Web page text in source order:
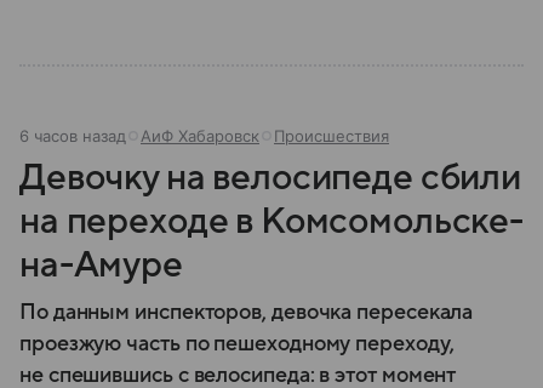
6 часов назад АиФ Хабаровск Происшествия
Девочку на велосипеде сбили
на переходе в Комсомольске-
на-Амуре
По данным инспекторов, девочка пересекала
проезжую часть по пешеходному переходу,
не спешившись с велосипеда: в этот момент